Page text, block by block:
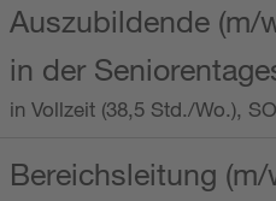
Auszubildende (m/
in der
in Vollzeit (38,5 Std./Wo.),
Bereichsleitung